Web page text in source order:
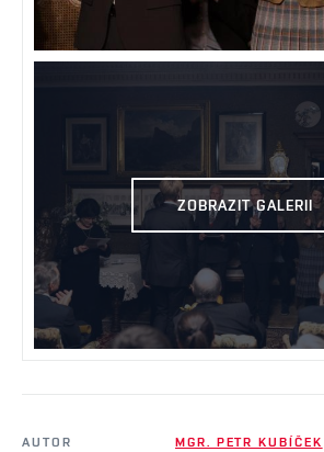
ZOBRAZIT GALERII
AUTOR
MGR. PETR KUBÍČEK